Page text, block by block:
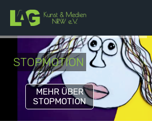
STOPMOTION
MEHR ÜBER
STOPMOTION